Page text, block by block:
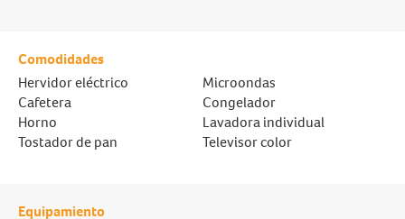
Comodidades
Hervidor eléctrico
Cafetera
Horno
Tostador de pan
Microondas
Congelador
Lavadora individual
Televisor color
Equipamiento